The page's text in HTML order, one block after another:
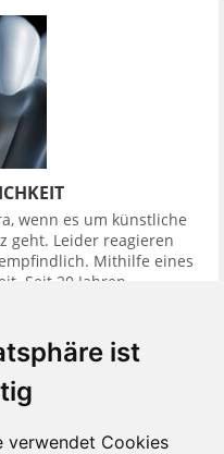
ist
verwendet Cookies
wenn es um künstliche
geht. Leider reagieren
Mithilfe eines
Seit 20 Jahren ...